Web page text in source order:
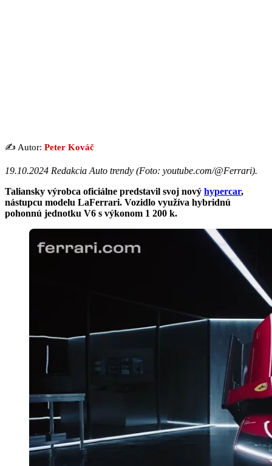
✍️ Autor: Peter Kováč
19.10.2024 Redakcia Auto trendy (Foto: youtube.com/@Ferrari).
Taliansky výrobca oficiálne predstavil svoj nový hypercar,
nástupcu modelu LaFerrari. Vozidlo využíva hybridnú
pohonnú jednotku V6 s výkonom 1 200 k.